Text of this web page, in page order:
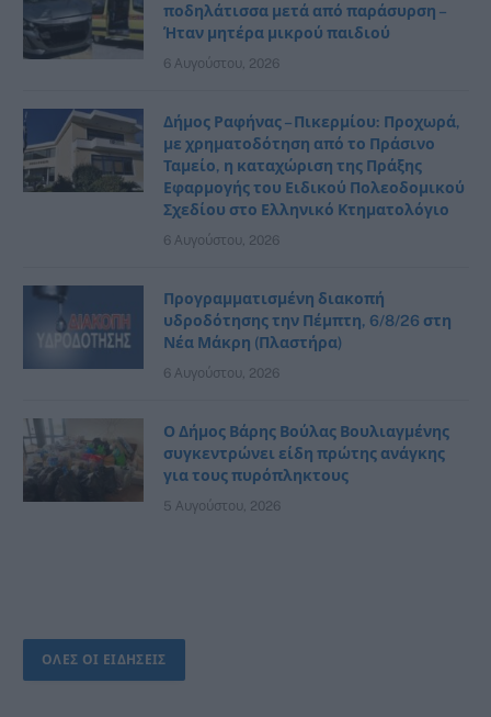
ποδηλάτισσα μετά από παράσυρση –
Ήταν μητέρα μικρού παιδιού
6 Αυγούστου, 2026
Δήμος Ραφήνας – Πικερμίου: Προχωρά,
με χρηματοδότηση από το Πράσινο
Ταμείο, η καταχώριση της Πράξης
Εφαρμογής του Ειδικού Πολεοδομικού
Σχεδίου στο Ελληνικό Κτηματολόγιο
6 Αυγούστου, 2026
Προγραμματισμένη διακοπή
υδροδότησης την Πέμπτη, 6/8/26 στη
Νέα Μάκρη (Πλαστήρα)
6 Αυγούστου, 2026
Ο Δήμος Βάρης Βούλας Βουλιαγμένης
συγκεντρώνει είδη πρώτης ανάγκης
για τους πυρόπληκτους
5 Αυγούστου, 2026
ΟΛΕΣ ΟΙ ΕΙΔΗΣΕΙΣ